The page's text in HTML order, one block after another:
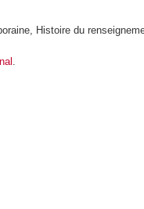
Histoire du
.